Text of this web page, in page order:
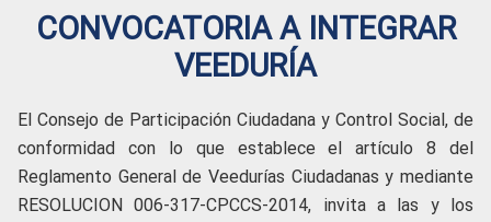
CONVOCATORIA A INTEGRAR
VEEDURÍA
El Consejo de Participación Ciudadana y Control Social, de
conformidad con lo que establece el artículo 8 del
Reglamento General de Veedurías Ciudadanas y mediante
RESOLUCION 006-317-CPCCS-2014, invita a las y los